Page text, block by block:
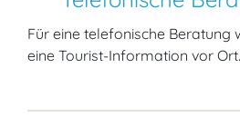
Für eine telefonische Beratung
eine Tourist-Information vor Ort.